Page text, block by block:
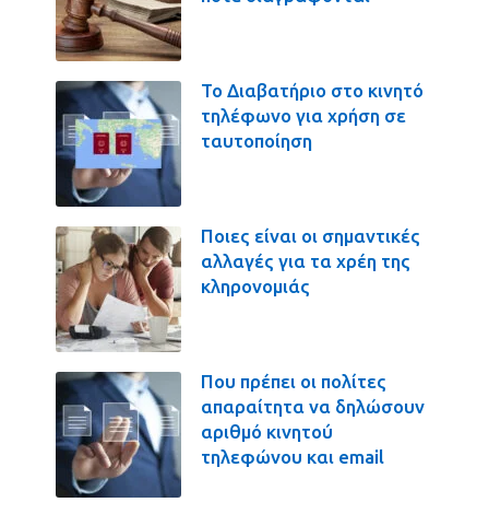
Το Διαβατήριο στο κινητό
τηλέφωνο για χρήση σε
ταυτοποίηση
Ποιες είναι οι σημαντικές
αλλαγές για τα χρέη της
κληρονομιάς
Που πρέπει οι πολίτες
απαραίτητα να δηλώσουν
αριθμό κινητού
τηλεφώνου και email